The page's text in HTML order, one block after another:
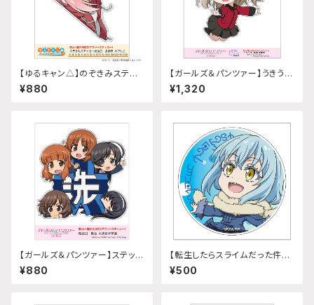
【ゆるキャン△】のぞきみステッ
カー (各務原なでしこ『SEASO
N3』)給油口サイズ
¥880
【ガールズ＆パンツァー】うきうき
ステッカー (島田愛里寿 聖グロ
リアーナver.)A5サイズ
¥1,320
【ガールズ＆パンツァー】ステッカ
¥880
【転生したらスライムだった件】う
きうきミニステッカー (リムル)
¥500